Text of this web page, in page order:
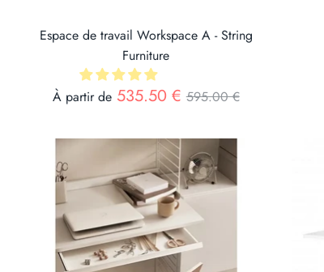
Espace de travail Workspace A - String
Furniture
À partir de 535.50 €Prix
595.00 €